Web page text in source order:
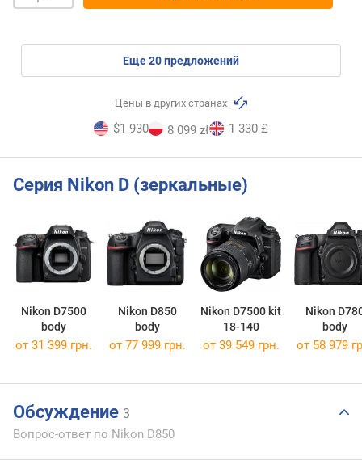
eще20предложений
Цены в других странах
$1 930 8 099 zł 1 330 £
Серия Nikon D (зеркальные)
Nikon D7500
body
Nikon D850
body
Nikon D7500 kit
18-140
Nikon
body
от 31 399 грн. от 77 999 грн. от 39 549 грн. от 58 979
Обсуждение 3
Вопрос-ответ по Nikon D850